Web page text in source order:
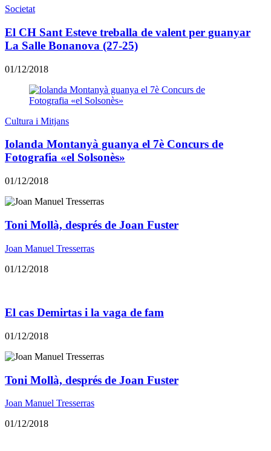
Societat
El CH Sant Esteve treballa de valent per guanyar
La Salle Bonanova (27-25)
01/12/2018
Cultura i Mitjans
Iolanda Montanyà guanya el 7è Concurs de
Fotografia «el Solsonès»
01/12/2018
Toni Mollà, després de Joan Fuster
Joan Manuel Tresserras
01/12/2018
El cas Demirtas i la vaga de fam
01/12/2018
Toni Mollà, després de Joan Fuster
Joan Manuel Tresserras
01/12/2018